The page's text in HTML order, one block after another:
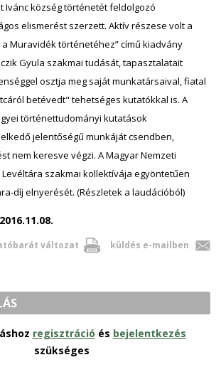
Ivánc község történetét feldolgozó
elismerést szerzett. Aktív részese volt a
Muravidék történetéhez” című kiadvány
Gyula szakmai tudását, tapasztalatait
osztja meg saját munkatársaival, fiatal
betévedt" tehetséges kutatókkal is. A
történettudományi kutatások
jelentőségű munkáját csendben,
nem keresve végzi. A Magyar Nemzeti
Levéltára szakmai kollektívája egyöntetűen
díj elnyerését. (Részletek a laudációból)
2016.11.08.
változat küldés e-mailben
regisztráció és bejelentkezés
szükséges